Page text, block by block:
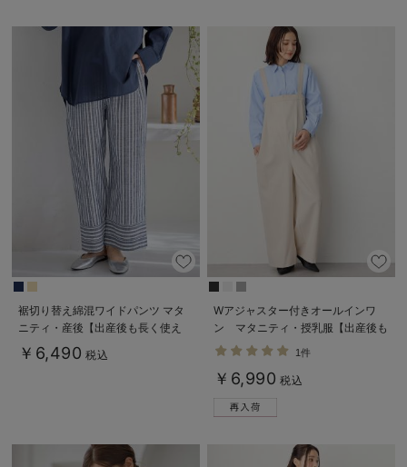
裾切り替え綿混ワイドパンツ マタ
ニティ・産後【出産後も長く使え
る】
￥6,490 税込
Wアジャスター付きオールインワ
ン マタニティ・授乳服【出産後も
長く使える】
1件
￥6,990 税込